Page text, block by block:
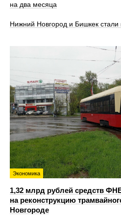
на два месяца
Нижний Новгород и Бишкек
Экономика
1,32 млрд рублей средств
на реконструкцию
Новгороде